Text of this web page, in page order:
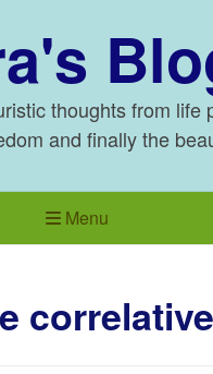
thoughts from life
and finally the
Menu
correlative